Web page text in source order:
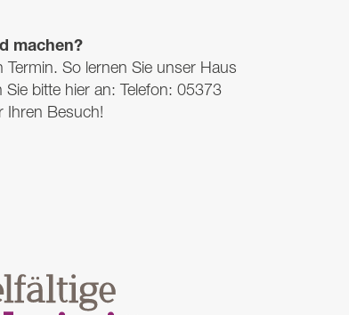
machen?
Termin. So lernen Sie unser Haus
bitte hier an: Telefon: 05373
Ihren Besuch!